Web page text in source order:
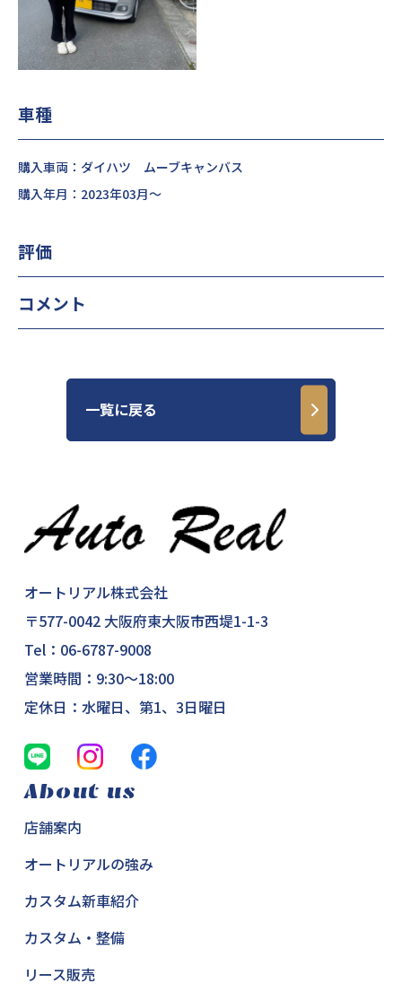
車種
購入車両：ダイハツ ムーブキャンバス
購入年月：2023年03月～
評価
コメント
一覧に戻る
オートリアル株式会社
〒577-0042 大阪府東大阪市西堤1-1-3
Tel： 06-6787-9008
営業時間：9:30～18:00
定休日：水曜日、第1、3日曜日
About us
店舗案内
オートリアルの強み
カスタム新車紹介
カスタム・整備
リース販売